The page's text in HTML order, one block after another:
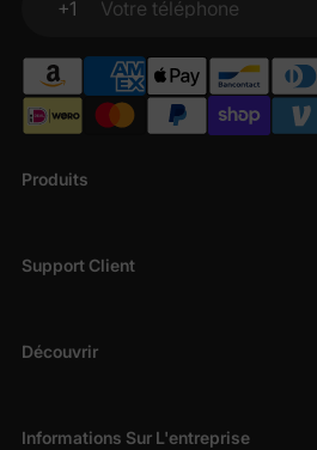
Produits
Support Client
Découvrir
Informations Sur L'entreprise
+1
Votre téléphone